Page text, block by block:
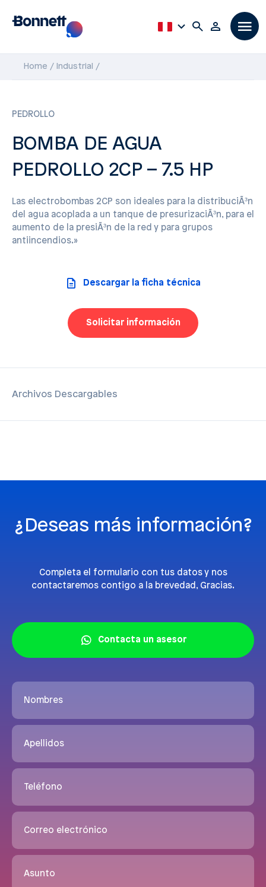
Home Industrial
PEDROLLO
BOMBA DE AGUA
PEDROLLO 2CP – 7.5 HP
Las electrobombas 2CP son ideales para la distribuciÃ³n
del agua acoplada a un tanque de presurizaciÃ³n, para el
aumento de la presiÃ³n de la red y para grupos
antiincendios.»
Descargar la ficha técnica
Solicitar información
Archivos Descargables
¿Deseas más información?
Completa el formulario con tus datos y nos
contactaremos contigo a la brevedad, Gracias.
Contacta un asesor
Nombres
Apellidos
Teléfono
Correo electrónico
Asunto